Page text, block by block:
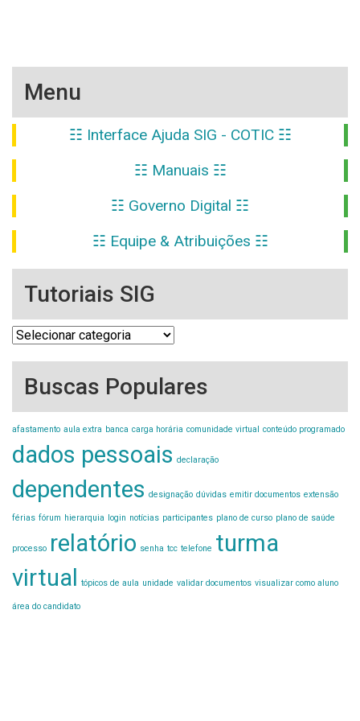
Menu
☷ Interface Ajuda SIG - COTIC ☷
☷ Manuais ☷
☷ Governo Digital ☷
☷ Equipe & Atribuições ☷
Tutoriais SIG
Tutoriais
Buscas Populares
afastamento aula extra banca carga horária comunidade virtual conteúdo programado
dados pessoais declaração
dependentes designação dúvidas emitir documentos extensão
férias fórum hierarquia login notícias participantes plano de curso plano de saúde
processo relatório senha tcc telefone turma
virtual
tópicos de aula unidade validar documentos visualizar como aluno
área do candidato